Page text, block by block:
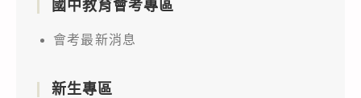
國中教育會考專區
會考最新消息
新生專區